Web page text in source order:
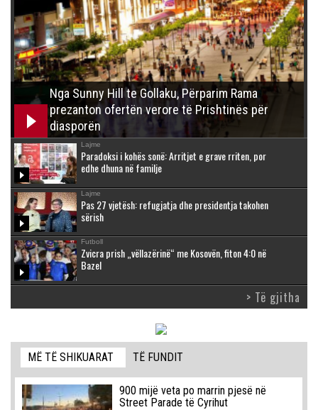
Nga Sunny Hill te Gollaku, Përparim Rama
prezanton ofertën verore të Prishtinës për
diasporën
Lajme
Paradoksi i kohës sonë: Arritjet e grave rriten, por
edhe dhuna në familje
Lajme
Pas 27 vjetësh: refugjatja dhe presidentja takohen
sërish
Futboll
Zvicra prish „vëllazërinë“ me Kosovën, fiton 4:0 në
Bazel
> Të gjitha
MË TË SHIKUARAT TË FUNDIT
900 mijë veta po marrin pjesë në
Street Parade të Cyrihut